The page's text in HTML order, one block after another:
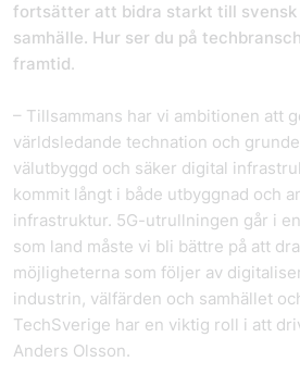
fortsätter att bidra starkt till svensk
samhälle. Hur ser du på
framtid.
– Tillsammans har vi ambitionen att
världsledande technation och
välutbyggd och säker digital
kommit långt i både utbyggnad och
infrastruktur. 5G-utrullningen går i
som land måste vi bli bättre på att
möjligheterna som följer av
industrin, välfärden och samhället
TechSverige har en viktig roll i att
Anders Olsson.